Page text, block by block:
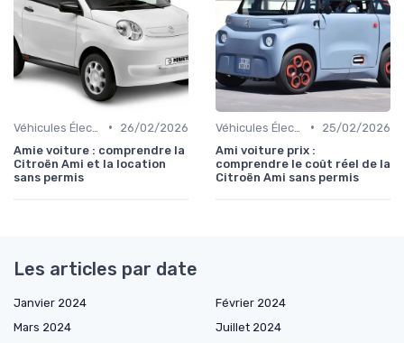
•
26/02/2026
Amie voiture : comprendre la
Citroën Ami et la location
sans permis
•
25/02/2026
Ami voiture prix :
comprendre le coût réel de la
Citroën Ami sans permis
Les articles par date
Janvier 2024
Février 2024
Mars 2024
Juillet 2024